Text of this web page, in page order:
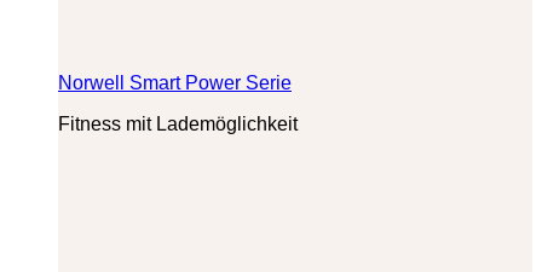
Norwell Smart Power Serie
Fitness mit Lademöglichkeit